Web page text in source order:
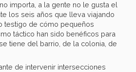
importa, a la gente no le gusta el
los seis años que lleva viajando
testigo de cómo pequeños
táctico han sido benéficos para
tiene del barrio, de la colonia, de
de intervenir intersecciones